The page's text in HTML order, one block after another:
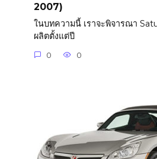
2007)
ในบทความนี้ เราจะพิจารณา
ผลิตตั้งแต่ปี
0 0